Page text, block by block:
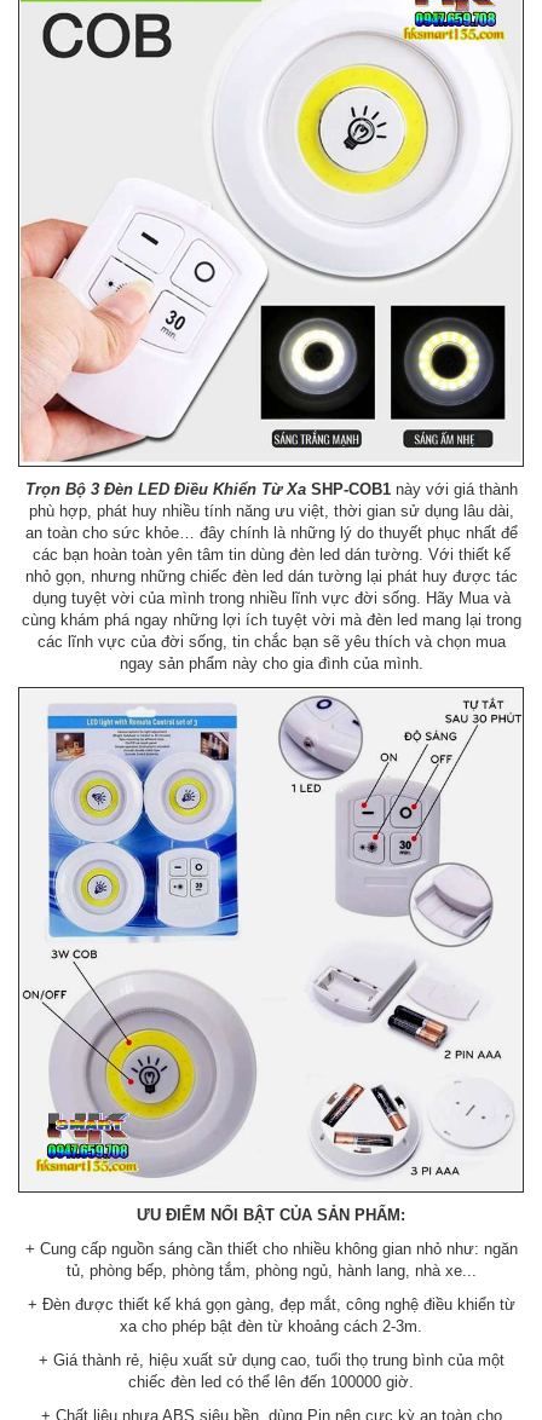
Trọn Bộ 3 Đèn LED Điều Khiển Từ XaSHP-COB1này với giá thành
phù hợp, phát huy nhiều tính năng ưu việt, thời gian sử dụng lâu dài,
an toàn cho sức khỏe… đây chính là những lý do thuyết phục nhất để
các bạn hoàn toàn yên tâm tin dùng đèn led dán tường. Với thiết kế
nhỏ gọn, nhưng những chiếc đèn led dán tường lại phát huy được tác
dụng tuyệt vời của mình trong nhiều lĩnh vực đời sống. Hãy Mua và
cùng khám phá ngay những lợi ích tuyệt vời mà đèn led mang lại trong
các lĩnh vực của đời sống, tin chắc bạn sẽ yêu thích và chọn mua
ngay sản phẩm này cho gia đình của mình.
ƯU ĐIỂM NỔI BẬT CỦA SẢN PHẨM:
+ Cung cấp nguồn sáng cần thiết cho nhiều không gian nhỏ như: ngăn
tủ, phòng bếp, phòng tắm, phòng ngủ, hành lang, nhà xe...
+ Đèn được thiết kế khá gọn gàng, đẹp mắt, công nghệ điều khiển từ
xa cho phép bật đèn từ khoảng cách 2-3m.
+ Giá thành rẻ, hiệu xuất sử dụng cao, tuổi thọ trung bình của một
chiếc đèn led có thể lên đến 100000 giờ.
+ Chất liệu nhựa ABS siêu bền, dùng Pin nên cực kỳ an toàn cho